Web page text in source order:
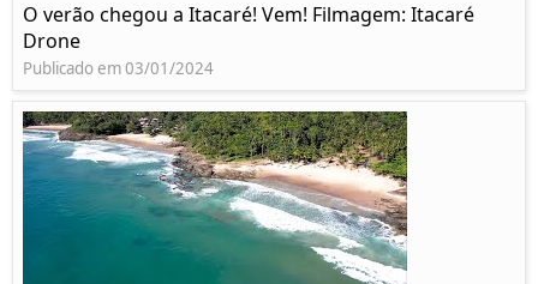
O verão chegou a Itacaré! Vem! Filmagem: Itacaré
Drone
Publicado em 03/01/2024